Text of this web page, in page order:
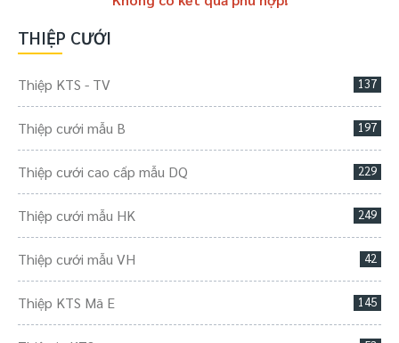
THIỆP CƯỚI
Thiệp KTS - TV 137
Thiệp cưới mẫu B 197
Thiệp cưới cao cấp mẫu DQ 229
Thiệp cưới mẫu HK 249
Thiệp cưới mẫu VH 42
Thiệp KTS Mã E 145